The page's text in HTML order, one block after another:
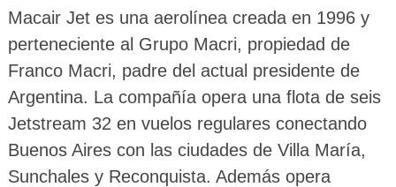
Macair Jet es una aerolínea creada en 1996 y
perteneciente al Grupo Macri, propiedad de
Franco Macri, padre del actual presidente de
Argentina. La compañía opera una flota de seis
Jetstream 32 en vuelos regulares conectando
Buenos Aires con las ciudades de Villa María,
Sunchales y Reconquista. Además opera